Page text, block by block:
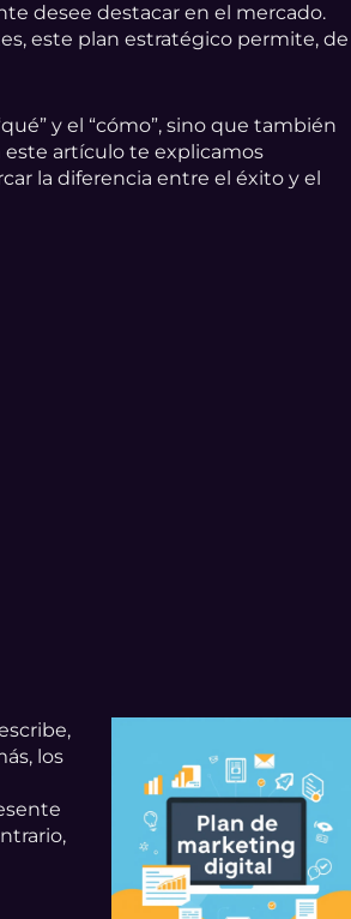
desee destacar en el mercado.
este plan estratégico permite, de
y el “cómo”, sino que también
este artículo te explicamos
la diferencia entre el éxito y el
los